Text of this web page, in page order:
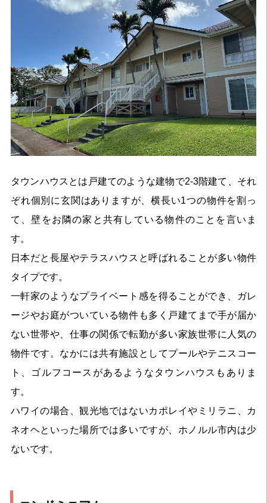
タウンハウスとは戸建てのような建物で2-3階建て、それ
ぞれ個別に玄関はありますが、横長い1つの物件を割っ
て、壁をお隣の家と共有している物件のことを言いま
す。
日本だと長屋やテラスハウスと呼ばれることが多い物件
タイプです。
一軒家のようなプライベート感を得ることができ、ガレ
ージやお庭がついている物件も多く戸建てまで手が届か
ない世帯や、仕事の関係で転勤が多い家族世帯に人気の
物件です。なかには共有施設としてプールやテニスコー
ト、ゴルフコースがあるようなタウンハウスもありま
す。
ハワイの場合、観光地ではないカポレイやミリラニ、カ
ネオヘといった場所では多いですが、ホノルル市内は少
ないです。